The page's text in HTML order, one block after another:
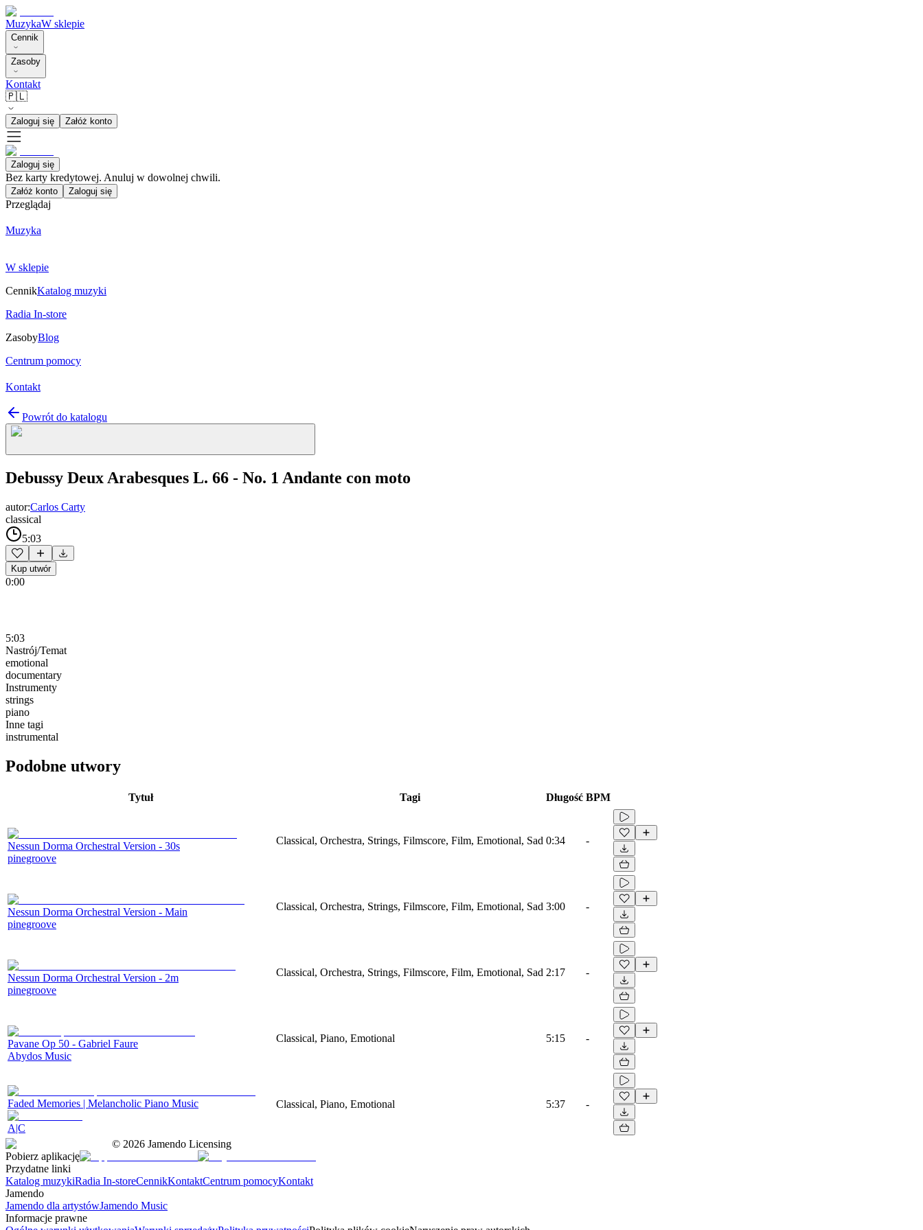
MuzykaW sklepie
Cennik
Zasoby
Kontakt
🇵🇱
Zaloguj się Załóż konto
Zaloguj się
Bez karty kredytowej. Anuluj w dowolnej chwili.
Załóż konto Zaloguj się
Przeglądaj
Muzyka
W sklepie
CennikKatalog muzyki
Radia In-store
ZasobyBlog
Centrum pomocy
Kontakt
Powrót do katalogu
Debussy Deux Arabesques L. 66 - No. 1 Andante con moto
autor:Carlos Carty
classical
5:03
Kup utwór
0:00
5:03
Nastrój/Temat
emotional
documentary
Instrumenty
strings
piano
Inne tagi
instrumental
Podobne utwory
Tytuł Tagi Długość BPM
Nessun Dorma Orchestral Version - 30s
pinegroove
Classical, Orchestra, Strings, Filmscore, Film, Emotional, Sad 0:34 -
Nessun Dorma Orchestral Version - Main
pinegroove
Classical, Orchestra, Strings, Filmscore, Film, Emotional, Sad 3:00 -
Nessun Dorma Orchestral Version - 2m
pinegroove
Classical, Orchestra, Strings, Filmscore, Film, Emotional, Sad 2:17 -
Pavane Op 50 - Gabriel Faure
Abydos Music
Classical, Piano, Emotional 5:15 -
Faded Memories | Melancholic Piano Music
A|C
Classical, Piano, Emotional 5:37 -
© 2026 Jamendo Licensing
Pobierz aplikację
Przydatne linki
Katalog muzykiRadia In-storeCennikKontaktCentrum pomocyKontakt
Jamendo
Jamendo dla artystówJamendo Music
Informacje prawne